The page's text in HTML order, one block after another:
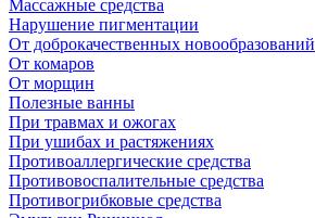
Массажные средства
Нарушение пигментации
От доброкачественных новообразований
От комаров
От морщин
Полезные ванны
При травмах и ожогах
При ушибах и растяжениях
Противоаллергические средства
Противовоспалительные средства
Противогрибковые средства